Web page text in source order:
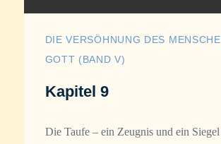
DIE VERSÖHNUNG DES
GOTT (BAND V)
Kapitel 9
Die Taufe – ein Zeugnis und ein Siegel